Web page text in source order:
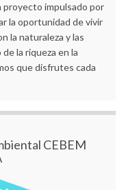
proyecto impulsado por
la oportunidad de vivir
la naturaleza y las
la riqueza en la
que disfrutes cada
CEBEM